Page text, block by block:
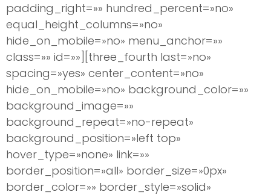
padding_right=»» hundred_percent=»no»
equal_height_columns=»no»
hide_on_mobile=»no» menu_anchor=»»
class=»» id=»»][three_fourth last=»no»
spacing=»yes» center_content=»no»
hide_on_mobile=»no» background_color=»»
background_image=»»
background_repeat=»no-repeat»
background_position=»left top»
hover_type=»none» link=»»
border_position=»all» border_size=»0px»
border_color=»» border_style=»solid»